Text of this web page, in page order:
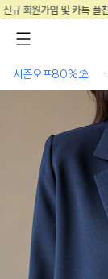
시즌오프80%⛱